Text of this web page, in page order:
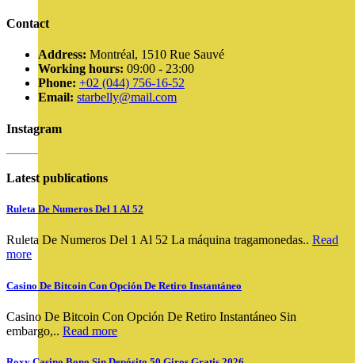
Contact
Address: Montréal, 1510 Rue Sauvé
Working hours: 09:00 - 23:00
Phone: +02 (044) 756-16-52
Email: starbelly@mail.com
Instagram
Latest publications
Ruleta De Numeros Del 1 Al 52
Ruleta De Numeros Del 1 Al 52 La máquina tragamonedas.. Read
more
Casino De Bitcoin Con Opción De Retiro Instantáneo
Casino De Bitcoin Con Opción De Retiro Instantáneo Sin
embargo,.. Read more